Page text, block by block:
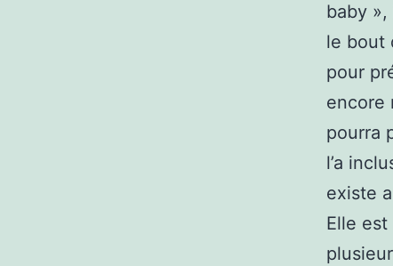
baby
le bout
pour
encore
pourra
l’a
existe
Elle